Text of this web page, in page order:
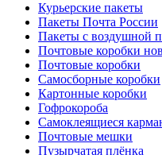
Курьерские пакеты
Пакеты Почта России
Пакеты с воздушной
Почтовые коробки
Почтовые коробки
Самосборные коробки
Картонные коробки
Гофрокороба
Самоклеящиеся
Почтовые мешки
Пузырчатая плёнка